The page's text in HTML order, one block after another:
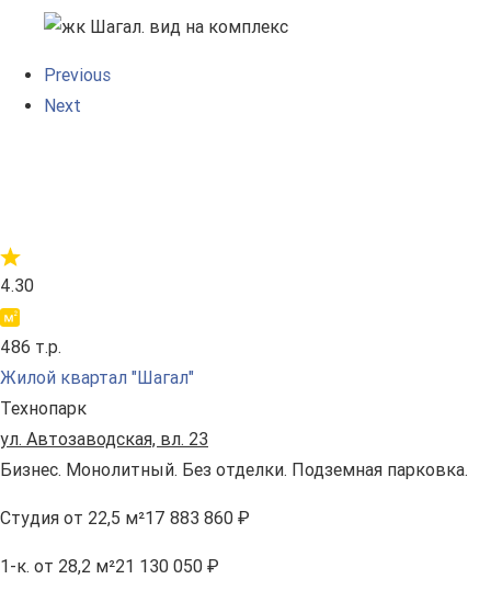
Previous
Next
4.30
486 т.р.
Жилой квартал "Шагал"
Технопарк
ул. Автозаводская, вл. 23
Бизнес. Монолитный. Без отделки. Подземная парковка.
Студия от 22,5 м²17 883 860 ₽
1-к. от 28,2 м²21 130 050 ₽